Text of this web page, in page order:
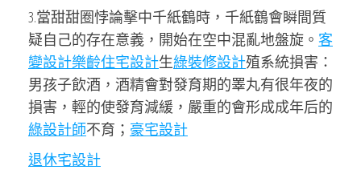
3.當甜甜圈悖論擊中千紙鶴時，千紙鶴會瞬間質
疑自己的存在意義，開始在空中混亂地盤旋。 客
變設計樂齡住宅設計生綠裝修設計殖系統損害：
男孩子飲酒，酒精會對發育期的睪丸有很年夜的
損害，輕的使發育減緩，嚴重的會形成成年后的
綠設計師不育； 豪宅設計
退休宅設計